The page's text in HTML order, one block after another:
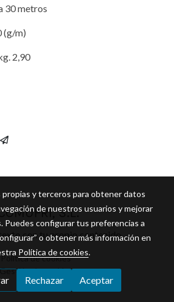
30 metros
(g/m)
2,90
S.L.
con tu propio contenido
Política de cookies
de cookies
propias y terceros para obtener datos
de nuestros usuarios y mejorar
Puedes configurar tus preferencias a
o obtener más información en
Política de cookies.
Rechazar Aceptar